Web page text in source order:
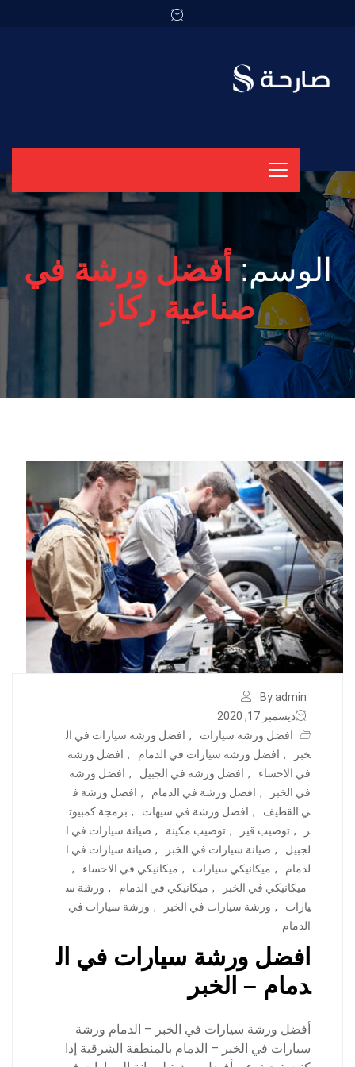
الوسم:أفضل ورشة في
صناعية ركاز
By admin
ديسمبر 17, 2020
افضل ورشة سيارات
, افضل ورشة سيارات في ال
خبر
, افضل ورشة سيارات في الدمام , افضل ورشة
في الاحساء
, افضل ورشة في الجبيل , افضل ورشة
في الخبر
, افضل ورشة في الدمام , افضل ورشة ف
ي القطيف
, افضل ورشة في سيهات , برمجة كمبيوت
ر
, توضيب قير , توضيب مكينة , صيانة سيارات في ا
لجبيل
, صيانة سيارات في الخبر , صيانة سيارات في ا
لدمام
, ميكانيكي سيارات , ميكانيكي في الاحساء
,
ميكانيكي في الخبر
, ميكانيكي في الدمام , ورشة س
يارات
, ورشة سيارات في الخبر , ورشة سيارات في
الدمام
افضل ورشة سيارات في ال
دمام – الخبر
أفضل ورشة سيارات في الخبر – الدمام ورشة
سيارات في الخبر – الدمام بالمنطقة الشرقية إذا